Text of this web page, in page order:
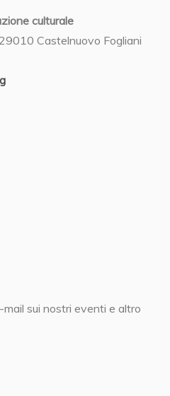
culturale
Castelnuovo Fogliani
sui nostri eventi e altro